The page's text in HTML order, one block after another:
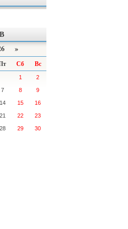
»
Сб Вс
1 2
7 8 9
14 15 16
21 22 23
28 29 30